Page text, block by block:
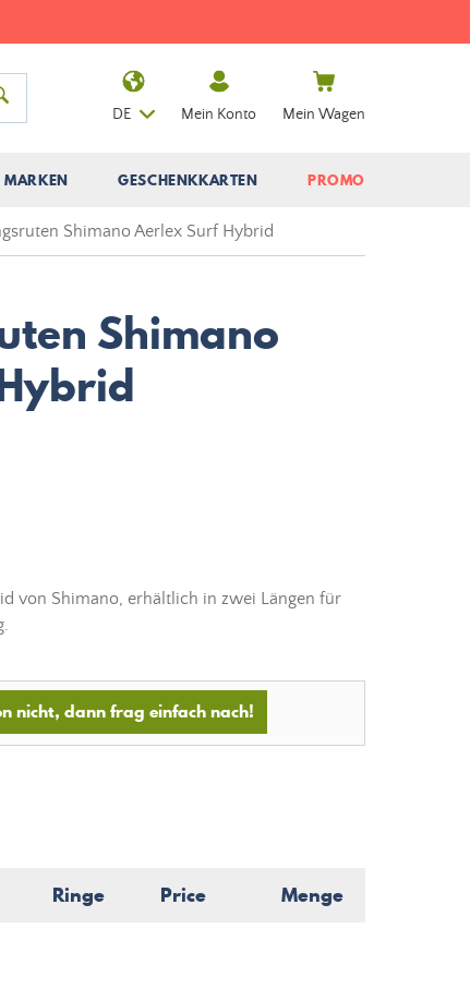
MARKEN GESCHENKKARTEN PROMO
DE Mein Konto Mein Wagen
Shimano Aerlex Surf Hybrid
Shimano
von Shimano, erhältlich in zwei Längen für
nicht, dann frag einfach nach!
Ringe Price Menge